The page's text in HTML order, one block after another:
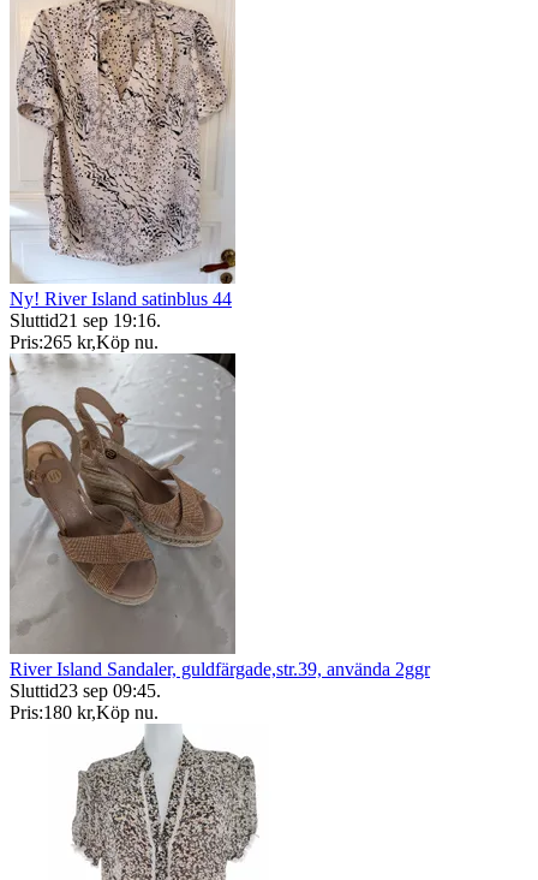
Ny! River Island satinblus 44
Sluttid21 sep 19:16.
Pris:265 kr,Köp nu.
River Island Sandaler, guldfärgade,str.39, använda 2ggr
Sluttid23 sep 09:45.
Pris:180 kr,Köp nu.